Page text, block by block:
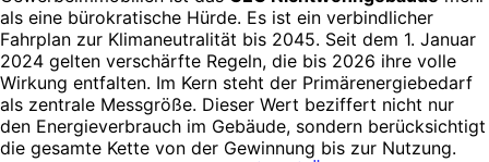
als eine bürokratische Hürde. Es ist ein verbindlicher
Fahrplan zur Klimaneutralität bis 2045. Seit dem 1. Januar
2024 gelten verschärfte Regeln, die bis 2026 ihre volle
Wirkung entfalten. Im Kern steht der Primärenergiebedarf
als zentrale Messgröße. Dieser Wert beziffert nicht nur
den Energieverbrauch im Gebäude, sondern berücksichtigt
die gesamte Kette von der Gewinnung bis zur Nutzung.